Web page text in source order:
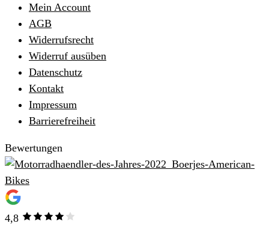
Mein Account
AGB
Widerrufsrecht
Widerruf ausüben
Datenschutz
Kontakt
Impressum
Barrierefreiheit
Bewertungen
4,8